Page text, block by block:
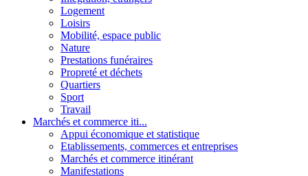
Logement
Loisirs
Mobilité, espace public
Nature
Prestations funéraires
Propreté et déchets
Quartiers
Sport
Travail
Marchés et commerce iti...
Appui économique et statistique
Etablissements, commerces et entreprises
Marchés et commerce itinérant
Manifestations